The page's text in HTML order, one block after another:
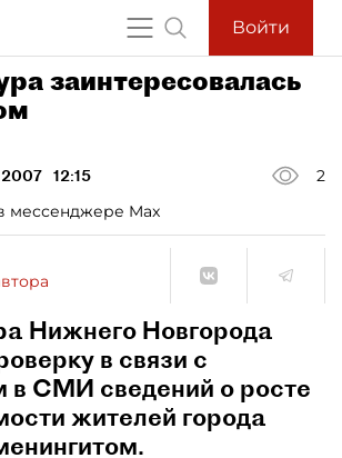
Войти
заинтересовалась
2007 12:15
2
мессенджере Max
Нижнего Новгорода
в связи с
в СМИ сведений о росте
жителей города